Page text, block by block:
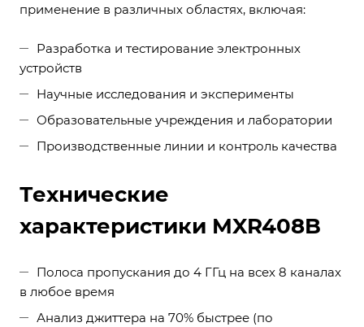
применение в различных областях, включая:
Разработка и тестирование электронных
устройств
Научные исследования и эксперименты
Образовательные учреждения и лаборатории
Производственные линии и контроль качества
Технические
характеристики MXR408B
Полоса пропускания до 4 ГГц на всех 8 каналах
в любое время
Анализ джиттера на 70% быстрее (по